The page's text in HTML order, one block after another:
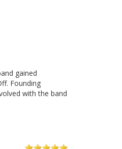
gained
Founding
with the band